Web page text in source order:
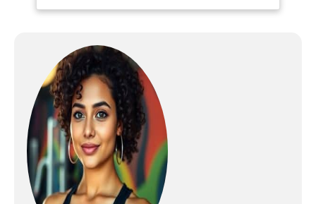
maison ou au bureau. Ce
tapis de course de
bureau est équipé d'un
support pour téléphone
ou tablette, vous
permettant de regarder
vos émissions de
télévision préférées ou
de lire tout en marchant.